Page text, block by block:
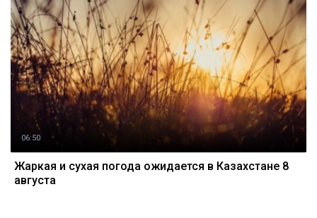
06:50
Жаркая и сухая погода ожидается в Казахстане 8
августа